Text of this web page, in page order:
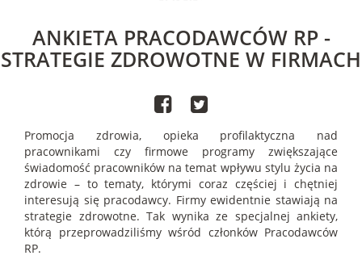
ANKIETA PRACODAWCÓW RP -
STRATEGIE ZDROWOTNE W FIRMACH
Promocja zdrowia, opieka profilaktyczna nad
pracownikami czy firmowe programy zwiększające
świadomość pracowników na temat wpływu stylu życia na
zdrowie – to tematy, którymi coraz częściej i chętniej
interesują się pracodawcy. Firmy ewidentnie stawiają na
strategie zdrowotne. Tak wynika ze specjalnej ankiety,
którą przeprowadziliśmy wśród członków Pracodawców
RP.